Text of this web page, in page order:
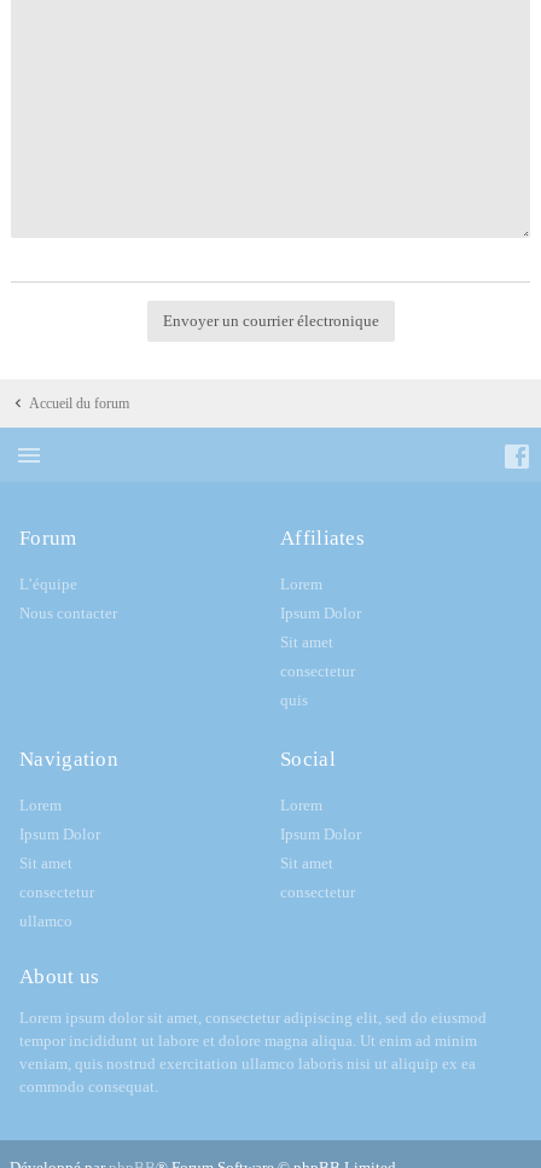
Accueil du forum
Forum
L’équipe
Nous contacter
Affiliates
Lorem
Ipsum Dolor
Sit amet
consectetur
quis
Navigation
Lorem
Ipsum Dolor
Sit amet
consectetur
ullamco
Social
Lorem
Ipsum Dolor
Sit amet
consectetur
About us
Lorem ipsum dolor sit amet, consectetur adipiscing elit, sed do eiusmod
tempor incididunt ut labore et dolore magna aliqua. Ut enim ad minim
veniam, quis nostrud exercitation ullamco laboris nisi ut aliquip ex ea
commodo consequat.